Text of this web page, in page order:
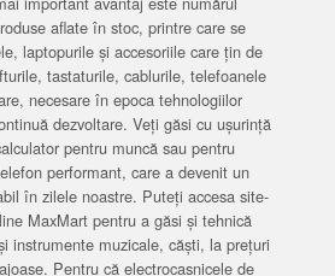
aflate în stoc, printre care se
laptopurile și accesoriile care țin de
tastaturile, cablurile, telefoanele
necesare în epoca tehnologiilor
dezvoltare. Veți găsi cu ușurință
pentru muncă sau pentru
performant, care a devenit un
în zilele noastre. Puteți accesa site-
MaxMart pentru a găsi și tehnică
instrumente muzicale, căști, la prețuri
Pentru că electrocasnicele de